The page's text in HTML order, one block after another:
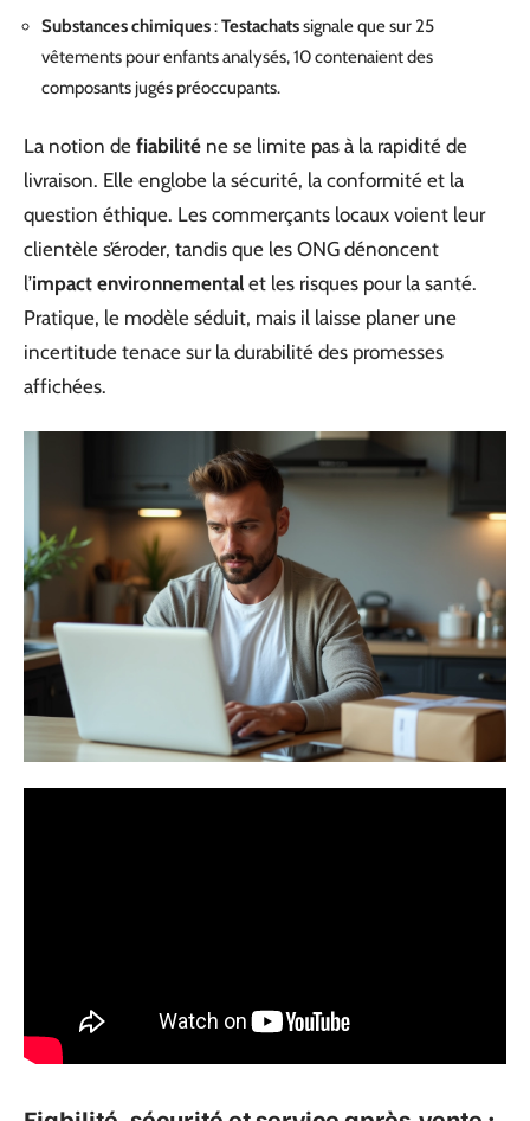
Substances chimiques:Testachatssignale que sur 25
vêtements pour enfants analysés, 10 contenaient des
composants jugés préoccupants.
La notion de fiabilité ne se limite pas à la rapidité de
livraison. Elle englobe la sécurité, la conformité et la
question éthique. Les commerçants locaux voient leur
clientèle s’éroder, tandis que les ONG dénoncent
l’impact environnemental et les risques pour la santé.
Pratique, le modèle séduit, mais il laisse planer une
incertitude tenace sur la durabilité des promesses
affichées.